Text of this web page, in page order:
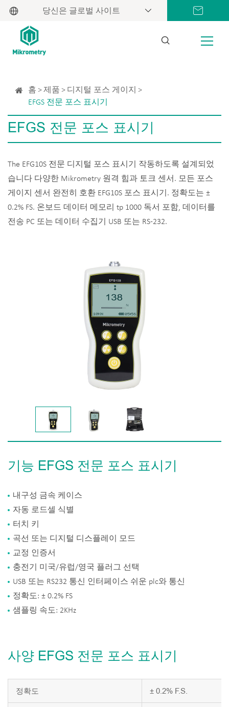
당신은 글로벌 사이트
홈 제품
디지털 포스 게이지
EFGS 전문 포스 표시기
EFGS 전문 포스 표시기
The EFG10S 전문 디지털 포스 표시기 작동하도록 설계되었
습니다 다양한 Mikrometry 원격 힘과 토크 센서. 모든 포스
게이지 센서 완전히 호환 EFG10S 포스 표시기. 정확도는 ±
0.2% FS. 온보드 데이터 메모리 tp 1000 독서 포함, 데이터를
전송 PC 또는 데이터 수집기 USB 또는 RS-232.
기능 EFGS 전문 포스 표시기
내구성 금속 케이스
자동 로드셀 식별
터치 키
곡선 또는 디지털 디스플레이 모드
교정 인증서
충전기 미국/유럽/영국 플러그 선택
USB 또는 RS232 통신 인터페이스 쉬운 plc와 통신
정확도: ± 0.2% FS
샘플링 속도: 2KHz
사양 EFGS 전문 포스 표시기
정확도 ± 0.2% F.S.